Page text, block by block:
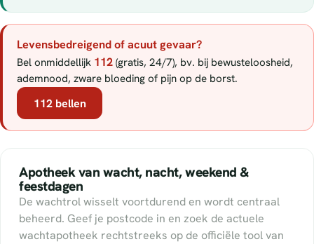
Levensbedreigend of acuut gevaar?
Bel onmiddellijk 112 (gratis, 24/7), bv. bij bewusteloosheid,
ademnood, zware bloeding of pijn op de borst.
112 bellen
Apotheek van wacht, nacht, weekend &
feestdagen
De wachtrol wisselt voortdurend en wordt centraal
beheerd. Geef je postcode in en zoek de actuele
wachtapotheek rechtstreeks op de officiële tool van